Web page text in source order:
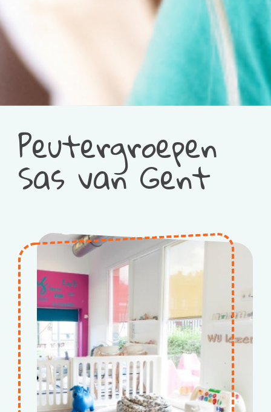
Peutergroepen
Sas van Gent